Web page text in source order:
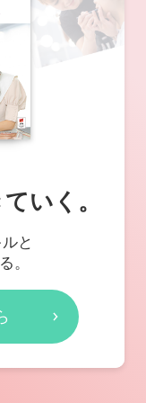
いく。
と
。